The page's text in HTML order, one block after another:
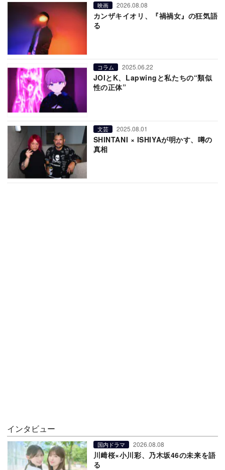
映画 2026.08.08
カンザキイオリ、『禍禍女』の狂気語
る
コラム 2025.06.22
JOIとK、Lapwingと私たちの“類似
性の正体”
文芸 2025.08.01
SHINTANI × ISHIYAが明かす、噂の
真相
インタビュー
国内ドラマ 2026.08.08
川﨑桜×小川彩、乃木坂46の未来を語
る